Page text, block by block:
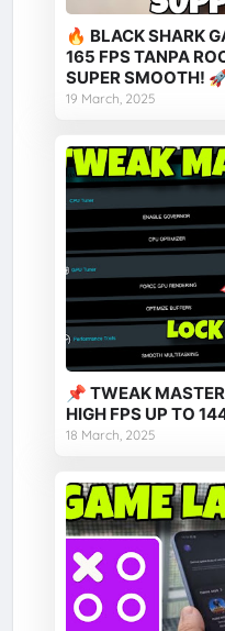
🔥 BLACK SHARK
165 FPS TANPA
SUPER SMOOTH!
19 March, 2025
📌 TWEAK
HIGH FPS UP TO
18 March, 2025